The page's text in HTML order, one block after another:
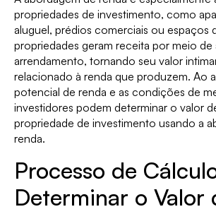
propriedades de investimento, como
aluguel, prédios comerciais ou espaços
propriedades geram receita por meio de
arrendamento, tornando seu valor
relacionado à renda que produzem. Ao
potencial de renda e as condições de
investidores podem determinar o valor
propriedade de investimento usando a
renda.
Processo de
Determinar o Valor